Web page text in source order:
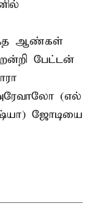
ஆண்கள்
பேட்டன்
(எல்
ஜோடியை